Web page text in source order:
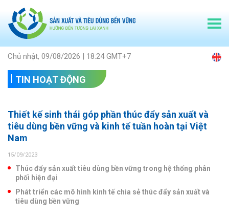
Chủ nhật, 09/08/2026 | 18:24 GMT+7
TIN HOẠT ĐỘNG
Thiết kế sinh thái góp phần thúc đẩy sản xuất và
tiêu dùng bền vững và kinh tế tuần hoàn tại Việt
Nam
15/09/2023
Thúc đẩy sản xuất tiêu dùng bền vững trong hệ thống phân
phối hiện đại
Phát triển các mô hình kinh tế chia sẻ thúc đẩy sản xuất và
tiêu dùng bền vững